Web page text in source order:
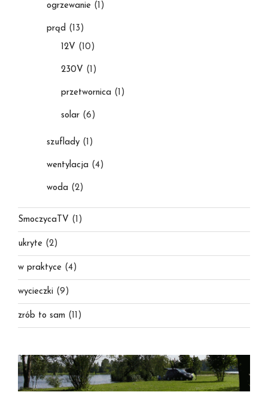
ogrzewanie (1)
prąd (13)
12V (10)
230V (1)
przetwornica (1)
solar (6)
szuflady (1)
wentylacja (4)
woda (2)
SmoczycaTV (1)
ukryte (2)
w praktyce (4)
wycieczki (9)
zrób to sam (11)